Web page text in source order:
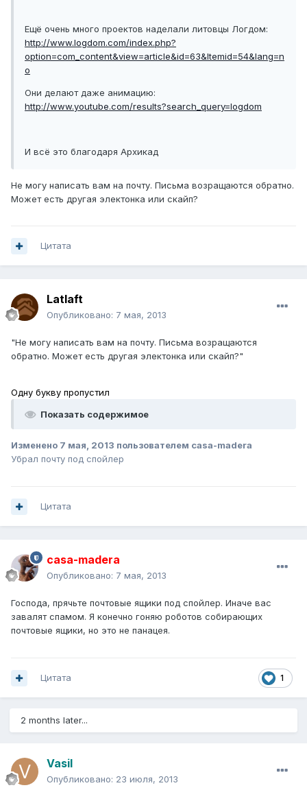
Ещё очень много проектов наделали литовцы Логдом:
http://www.logdom.com/index.php?
option=com_content&view=article&id=63&Itemid=54&lang=n
o
Они делают даже анимацию:
http://www.youtube.com/results?search_query=logdom
И всё это благодаря Архикад
Не могу написать вам на почту. Письма возращаются обратно.
Может есть другая электонка или скайп?
Цитата
Latlaft
Опубликовано: 7 мая, 2013
"Не могу написать вам на почту. Письма возращаются
обратно. Может есть другая электонка или скайп?"
Одну букву пропустил
Показать содержимое
Изменено 7 мая, 2013 пользователем casa-madera
Убрал почту под спойлер
Цитата
casa-madera
Опубликовано: 7 мая, 2013
Господа, прячьте почтовые ящики под спойлер. Иначе вас
завалят спамом. Я конечно гоняю роботов собирающих
почтовые ящики, но это не панацея.
1
Цитата
2 months later...
Vasil
Опубликовано: 23 июля, 2013